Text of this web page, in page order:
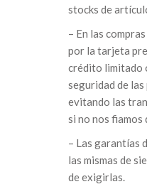
stocks de
– En las
por la tarjeta
crédito limitado
seguridad de
evitando las
si no nos fiamos
– Las garantías
las mismas de
de exigirlas.